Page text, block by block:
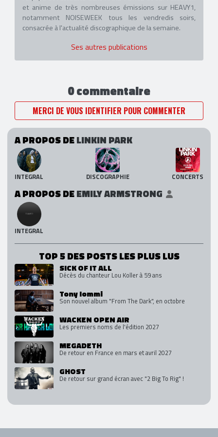
et anime de très nombreuses émissions sur HEAVY1,
notamment NOISEWEEK tous les vendredis soirs,
consacrée à l'actualité discographique de la semaine.
Ses autres publications
0 commentaire
MERCI DE VOUS IDENTIFIER POUR COMMENTER
A PROPOS DELINKIN PARK
INTEGRAL DISCOGRAPHIE CONCERTS
A PROPOS DEEMILY ARMSTRONG
INTEGRAL
TOP 5 DES POSTS LES PLUS LUS
SICK OF IT ALL
Décès du chanteur Lou Koller à 59 ans
Tony Iommi
Son nouvel album "From The Dark", en octobre
WACKEN OPEN AIR
Les premiers noms de l'édition 2027
MEGADETH
De retour en France en mars et avril 2027
GHOST
De retour sur grand écran avec "2 Big To Rig" !